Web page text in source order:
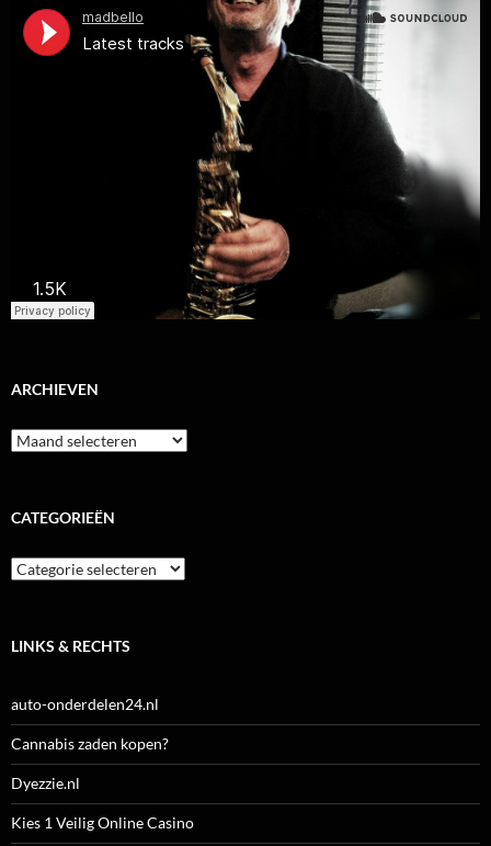
ARCHIEVEN
Archieven
CATEGORIEËN
Categorieën
LINKS & RECHTS
auto-onderdelen24.nl
Cannabis zaden kopen?
Dyezzie.nl
Kies 1 Veilig Online Casino